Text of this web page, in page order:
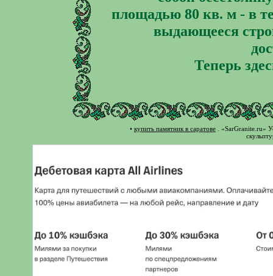
площадью 80 кв. м - в
выдающееся
Теперь
• купить памятник в саратове . «SarGranite.ru»